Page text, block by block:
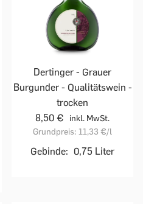
Dertinger - Grauer
Burgunder - Qualitätswein -
trocken
8,50 €
inkl. MwSt.
Grundpreis: 11,33 €/l
Gebinde: 0,75 Liter